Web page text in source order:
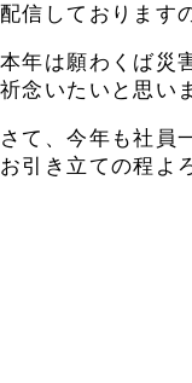
配信しております
本年は願わくば災
祈念いたいと思い
さて、今年も社員
お引き立ての程よ
2019
株式会
代表取